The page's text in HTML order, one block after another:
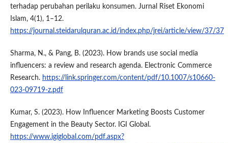
terhadap perubahan perilaku konsumen. Jurnal Riset Ekonomi
Islam, 4(1), 1–12.
https://journal.steidarulquran.ac.id/index.php/jrei/article/view/37/37
Sharma, N., & Pang, B. (2023). How brands use social media
influencers: a review and research agenda. Electronic Commerce
Research. https://link.springer.com/content/pdf/10.1007/s10660-
023-09719-z.pdf
Kumar, S. (2023). How Influencer Marketing Boosts Customer
Engagement in the Beauty Sector. IGI Global.
https://www.igiglobal.com/pdf.aspx?